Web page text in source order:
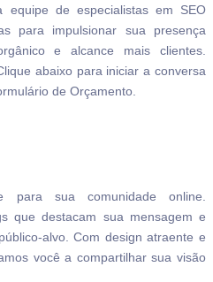
equipe de especialistas em SEO
para impulsionar sua presença
e alcance mais clientes.
abaixo para iniciar a conversa
de Orçamento.
para sua comunidade online.
que destacam sua mensagem e
alvo. Com design atraente e
você a compartilhar sua visão